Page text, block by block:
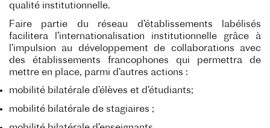
qualité institutionnelle.
Faire partie du réseau d’établissements labélisés
facilitera l’internationalisation institutionnelle grâce à
l’impulsion au développement de collaborations avec
des établissements francophones qui permettra de
mettre en place, parmi d’autres actions :
mobilité bilatérale d’élèves et d’étudiants;
mobilité bilatérale de stagiaires ;